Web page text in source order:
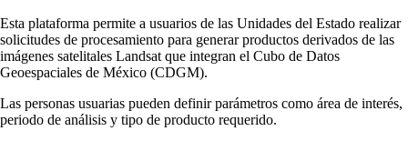
Esta plataforma permite a usuarios de las Unidades del Estado realizar
solicitudes de procesamiento para generar productos derivados de las
imágenes satelitales Landsat que integran el Cubo de Datos
Geoespaciales de México (CDGM).
Las personas usuarias pueden definir parámetros como área de interés,
periodo de análisis y tipo de producto requerido.